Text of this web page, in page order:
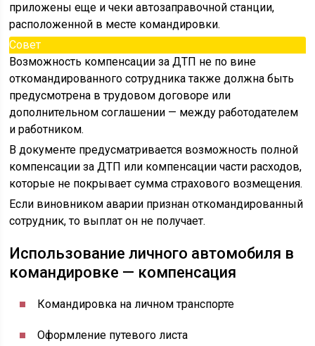
приложены еще и чеки автозаправочной станции,
расположенной в месте командировки.
Совет
Возможность компенсации за ДТП не по вине
откомандированного сотрудника также должна быть
предусмотрена в трудовом договоре или
дополнительном соглашении — между работодателем
и работником.
В документе предусматривается возможность полной
компенсации за ДТП или компенсации части расходов,
которые не покрывает сумма страхового возмещения.
Если виновником аварии признан откомандированный
сотрудник, то выплат он не получает.
Использование личного автомобиля в
командировке — компенсация
Командировка на личном транспорте
Оформление путевого листа